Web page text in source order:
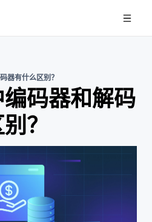
器有什么区别？
码器和解码
？